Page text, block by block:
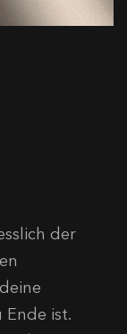
der
Ende ist.